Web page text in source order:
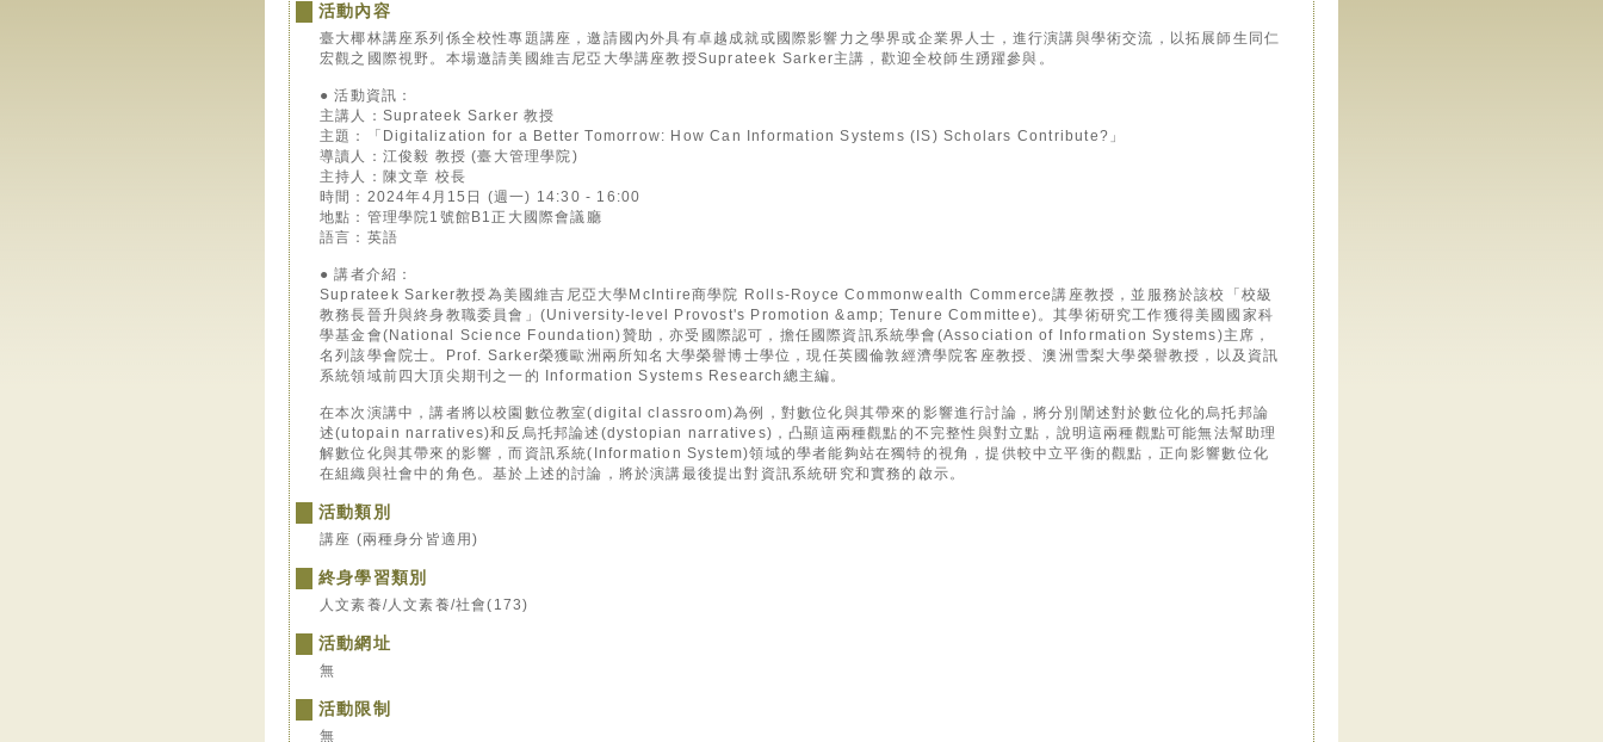
活動內容
臺大椰林講座系列係全校性專題講座，邀請國內外具有卓越成就或國際影響力之學界或企業界人士，進行演講與學術交流，以拓展師生同仁
宏觀之國際視野。本場邀請美國維吉尼亞大學講座教授Suprateek Sarker主講，歡迎全校師生踴躍參與。
● 活動資訊：
主講人：Suprateek Sarker 教授
主題：「Digitalization for a Better Tomorrow: How Can Information Systems (IS) Scholars Contribute?」
導讀人：江俊毅 教授 (臺大管理學院)
主持人：陳文章 校長
時間：2024年4月15日 (週一) 14:30 - 16:00
地點：管理學院1號館B1正大國際會議廳
語言：英語
● 講者介紹：
Suprateek Sarker教授為美國維吉尼亞大學McIntire商學院 Rolls-Royce Commonwealth Commerce講座教授，並服務於該校「校級
教務長晉升與終身教職委員會」(University-level Provost's Promotion &amp; Tenure Committee)。其學術研究工作獲得美國國家科
學基金會(National Science Foundation)贊助，亦受國際認可，擔任國際資訊系統學會(Association of Information Systems)主席，
名列該學會院士。Prof. Sarker榮獲歐洲兩所知名大學榮譽博士學位，現任英國倫敦經濟學院客座教授、澳洲雪梨大學榮譽教授，以及資訊
系統領域前四大頂尖期刊之一的 Information Systems Research總主編。
在本次演講中，講者將以校園數位教室(digital classroom)為例，對數位化與其帶來的影響進行討論，將分別闡述對於數位化的烏托邦論
述(utopain narratives)和反烏托邦論述(dystopian narratives)，凸顯這兩種觀點的不完整性與對立點，說明這兩種觀點可能無法幫助理
解數位化與其帶來的影響，而資訊系統(Information System)領域的學者能夠站在獨特的視角，提供較中立平衡的觀點，正向影響數位化
在組織與社會中的角色。基於上述的討論，將於演講最後提出對資訊系統研究和實務的啟示。
活動類別
講座 (兩種身分皆適用)
終身學習類別
人文素養/人文素養/社會(173)
活動網址
無
活動限制
無